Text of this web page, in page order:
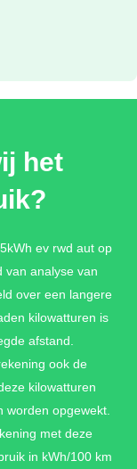
het
ev rwd aut op
van analyse van
over een langere
kilowatturen is
afstand.
ook de
kilowatturen
opgewekt.
met deze
in kWh/100 km